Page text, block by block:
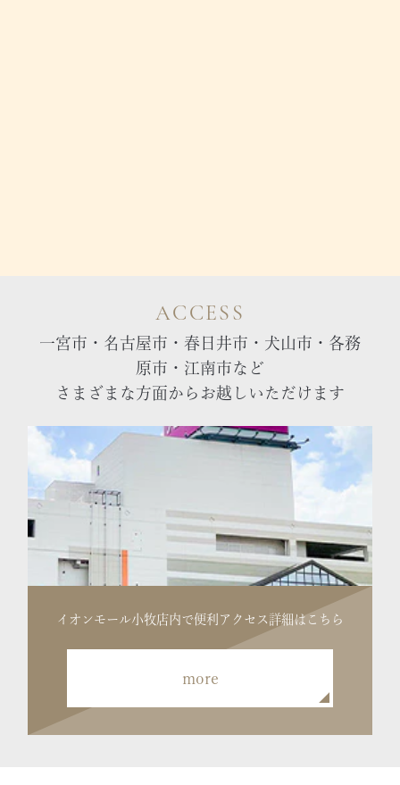
ACCESS
一宮市・名古屋市・春日井市・犬山市・各務
原市・江南市など
さまざまな方面からお越しいただけます
イオンモール小牧店内で便利 アクセス詳細はこちら
more